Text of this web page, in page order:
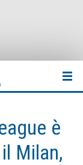
è
Milan,